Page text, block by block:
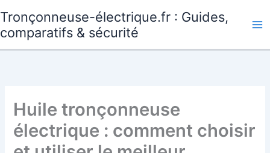
au
contenu
Tronçonneuse-électrique.fr : Guides,
comparatifs & sécurité
Huile tronçonneuse
électrique : comment choisir